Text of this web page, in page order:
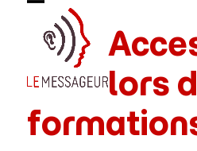
content
Open
mobile
menu
Close
mobile
menu
lors